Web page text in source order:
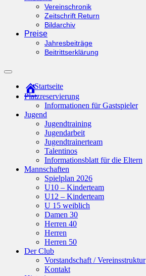
Vereinschronik
Zeitschrift Return
Bildarchiv
Preise
Jahresbeiträge
Beitrittserklärung
Suchfeld
ein-/ausblendenStartseite
Platzreservierung
Informationen für Gastspieler
Jugend
Jugendtraining
Jugendarbeit
Jugendtrainerteam
Talentinos
Informationsblatt für die Eltern
Mannschaften
Spielplan 2026
U10 – Kinderteam
U12 – Kinderteam
U 15 weiblich
Damen 30
Herren 40
Herren
Herren 50
Der Club
Vorstandschaft / Vereinsstruktur
Kontakt